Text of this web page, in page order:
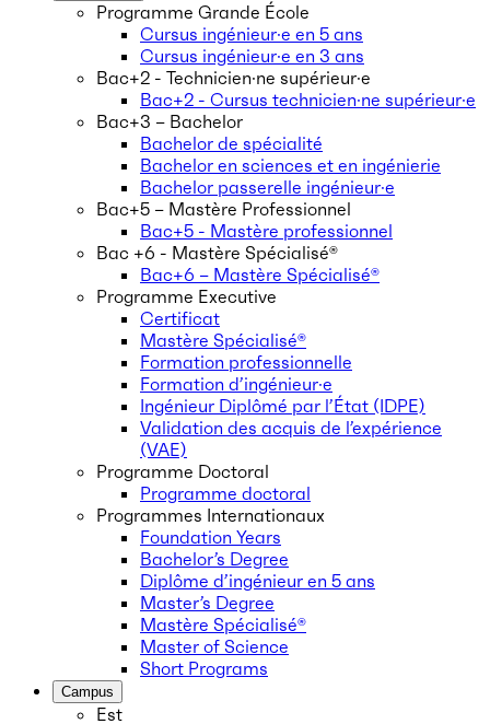
Programme Grande École
Cursus ingénieur·e en 5 ans
Cursus ingénieur·e en 3 ans
Bac+2 - Technicien·ne supérieur·e
Bac+2 - Cursus technicien·ne supérieur·e
Bac+3 – Bachelor
Bachelor de spécialité
Bachelor en sciences et en ingénierie
Bachelor passerelle ingénieur·e
Bac+5 – Mastère Professionnel
Bac+5 - Mastère professionnel
Bac +6 - Mastère Spécialisé®
Bac+6 – Mastère Spécialisé®
Programme Executive
Certificat
Mastère Spécialisé®
Formation professionnelle
Formation d’ingénieur·e
Ingénieur Diplômé par l’État (IDPE)
Validation des acquis de l’expérience
(VAE)
Programme Doctoral
Programme doctoral
Programmes Internationaux
Foundation Years
Bachelor’s Degree
Diplôme d’ingénieur en 5 ans
Master’s Degree
Mastère Spécialisé®
Master of Science
Short Programs
Campus
Est